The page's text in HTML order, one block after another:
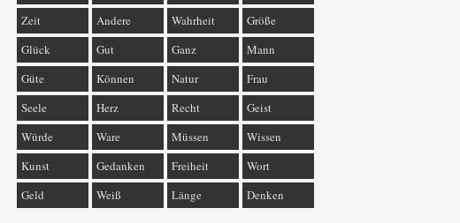
Zeit
Andere Wahrheit
Größe
Glück
Gut Ganz
Mann
Güte
Können Natur
Frau
Seele
Herz Recht
Geist
Würde
Ware Müssen
Wissen
Kunst
Gedanken Freiheit
Wort
Geld
Weiß Länge Denken